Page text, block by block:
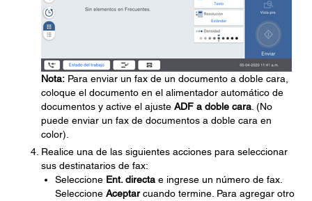
Nota: Para enviar un fax de un documento a doble cara,
coloque el documento en el alimentador automático de
documentos y active el ajuste ADF a doble cara . (No
puede enviar un fax de documentos a doble cara en
color).
Realice una de las siguientes acciones para seleccionar
sus destinatarios de fax:
Seleccione Ent. directa e ingrese un número de fax.
Seleccione Aceptarcuando termine. Para agregar otro